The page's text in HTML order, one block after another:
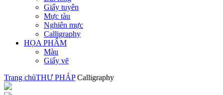
Giấy tuyên
Mực tàu
Nghiên mực
Calligraphy
HỌA PHẨM
Màu
Giấy vẽ
Trang chủTHƯ PHÁPCalligraphy